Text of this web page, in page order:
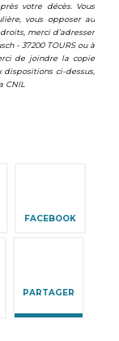
votre décès. Vous
vous opposer au
merci d’adresser
- 37200 TOURS ou à
de joindre la copie
dispositions ci-dessus,
CNIL
FACEBOOK
PARTAGER